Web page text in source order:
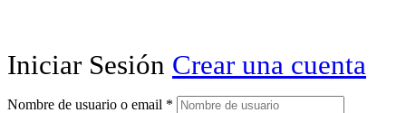
Iniciar Sesión Crear una cuenta
Nombre de usuario o email *